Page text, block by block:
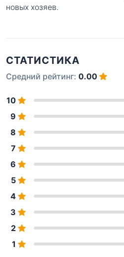
новых хозяев.
СТАТИСТИКА
Средний рейтинг: 0.00
10
9
8
7
6
5
4
3
2
1